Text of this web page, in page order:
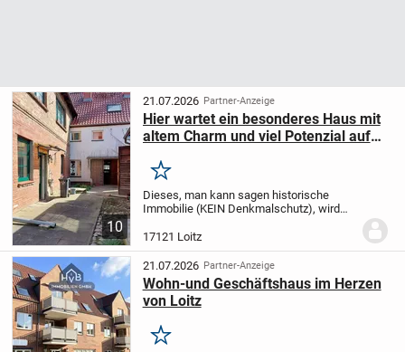
10
21.07.2026 Partner-Anzeige
Hier wartet ein besonderes Haus mit
altem Charm und viel Potenzial auf
Merken
Dieses, man kann sagen historische
Immobilie (KEIN Denkmalschutz), wird
dreiflügelige Eingangstür, sowie auch
dreifl. Zwischentür im Flur haben
historischen...
17121 Loitz
21.07.2026 Partner-Anzeige
Wohn-und Geschäftshaus im Herzen
von Loitz
Merken